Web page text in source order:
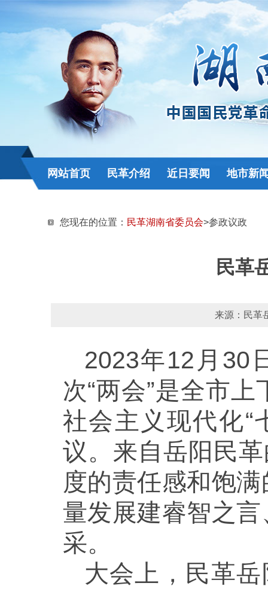
网站首页 民革介绍 近日要闻 地市新
您现在的位置： 民革湖南省委员会>参政议政
民革
来源：民
2023年12月30
次“两会”是全市
社会主义现代化“
议。来自岳阳民
度的责任感和饱
量发展建睿智之
采。
大会上，民革